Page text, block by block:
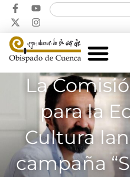
La
para la
Cultura
campaña